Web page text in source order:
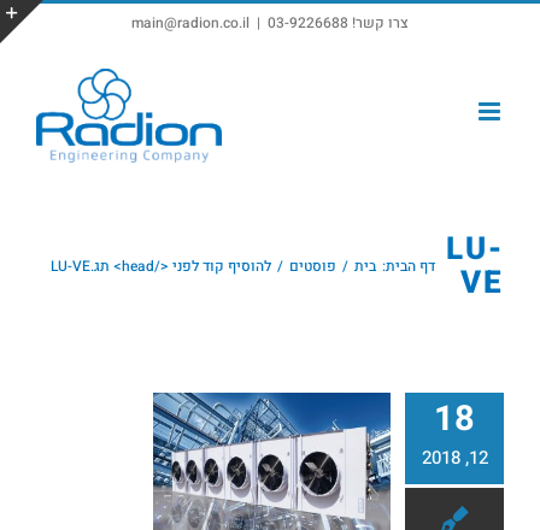
צרו קשר! 03-9226688 |
main@radion.co.il
LU-
VE דף הבית: בית פוסטים להוסיף קוד לפני </head> תג. LU-VE
18
12, 2018